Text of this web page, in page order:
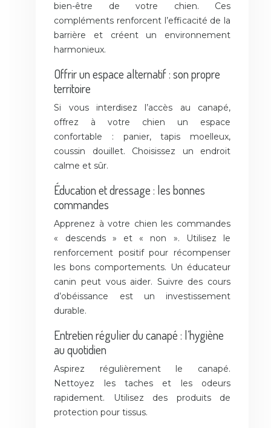
bien-être de votre chien. Ces
compléments renforcent l’efficacité de la
barrière et créent un environnement
harmonieux.
Offrir un espace alternatif : son propre
territoire
Si vous interdisez l’accès au canapé,
offrez à votre chien un espace
confortable : panier, tapis moelleux,
coussin douillet. Choisissez un endroit
calme et sûr.
Éducation et dressage : les bonnes
commandes
Apprenez à votre chien les commandes
« descends » et « non ». Utilisez le
renforcement positif pour récompenser
les bons comportements. Un éducateur
canin peut vous aider. Suivre des cours
d’obéissance est un investissement
durable.
Entretien régulier du canapé : l’hygiène
au quotidien
Aspirez régulièrement le canapé.
Nettoyez les taches et les odeurs
rapidement. Utilisez des produits de
protection pour tissus.